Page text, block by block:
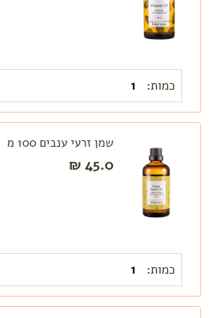
כמות:
שמן זרעי ענבים 100 מ
45.0 ₪
כמות: